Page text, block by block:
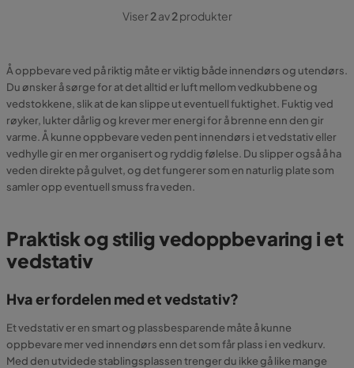
Viser2av2produkter
Å oppbevare ved på riktig måte er viktig både innendørs og utendørs.
Du ønsker å sørge for at det alltid er luft mellom vedkubbene og
vedstokkene, slik at de kan slippe ut eventuell fuktighet. Fuktig ved
røyker, lukter dårlig og krever mer energi for å brenne enn den gir
varme. Å kunne oppbevare veden pent innendørs i et vedstativ eller
vedhylle gir en mer organisert og ryddig følelse. Du slipper også å ha
veden direkte på gulvet, og det fungerer som en naturlig plate som
samler opp eventuell smuss fra veden.
Praktisk og stilig vedoppbevaring i et
vedstativ
Hva er fordelen med et vedstativ?
Et vedstativ er en smart og plassbesparende måte å kunne
oppbevare mer ved innendørs enn det som får plass i en vedkurv.
Med den utvidede stablingsplassen trenger du ikke gå like mange